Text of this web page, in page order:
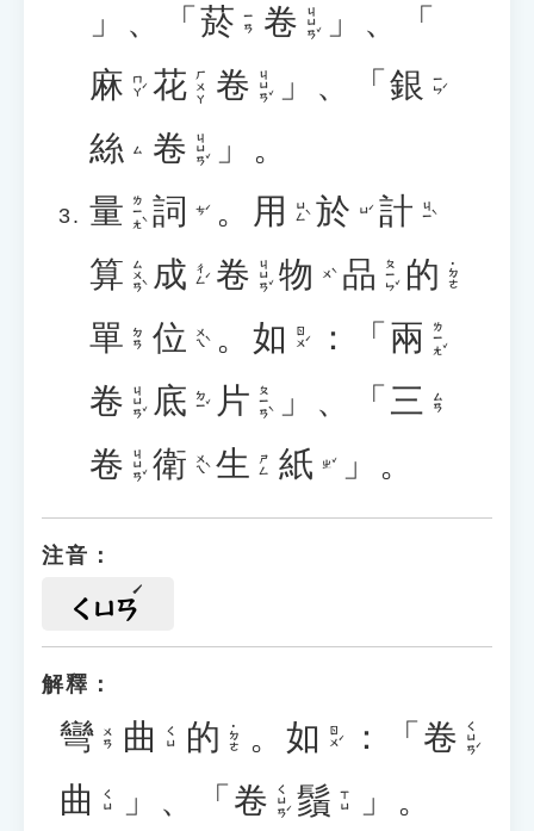
」、「 菸 ㄧㄢ 卷 ㄐㄩㄢˇ
」、「
麻 ㄇㄚˊ 花 ㄏㄨㄚ 卷 ㄐㄩㄢˇ 」、「 銀 ㄧㄣˊ
絲 ㄙ 卷 ㄐㄩㄢˇ
」。
量 ㄌㄧㄤˋ 詞 ㄘˊ 。 用 ㄩㄥˋ 於 ㄩˊ 計 ㄐㄧˋ
算 ㄙㄨㄢˋ 成 ㄔㄥˊ 卷 ㄐㄩㄢˇ 物 ㄨˋ 品 ㄆㄧㄣˇ 的 ˙ㄉㄜ
單 ㄉㄢ 位 ㄨㄟˋ 。 如 ㄖㄨˊ ：「 兩 ㄌㄧㄤˇ
卷 ㄐㄩㄢˇ 底 ㄉㄧˇ 片 ㄆㄧㄢˋ 」、「 三 ㄙㄢ
卷 ㄐㄩㄢˇ 衛 ㄨㄟˋ 生 ㄕㄥ 紙 ㄓˇ 」。
注音：
ㄑㄩㄢ
解釋：
彎 ㄨㄢ 曲 ㄑㄩ 的 ˙ㄉㄜ 。 如 ㄖㄨˊ ：「 卷 ㄑㄩㄢˊ
曲 ㄑㄩ 」、「 卷 ㄑㄩㄢˊ 鬚 ㄒㄩ 」。